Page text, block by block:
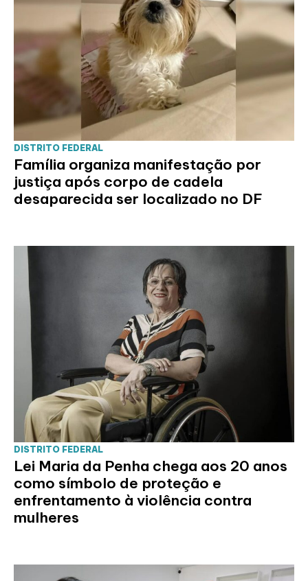
DISTRITO FEDERAL
Família organiza manifestação por
justiça após corpo de cadela
desaparecida ser localizado no DF
DISTRITO FEDERAL
Lei Maria da Penha chega aos 20 anos
como símbolo de proteção e
enfrentamento à violência contra
mulheres